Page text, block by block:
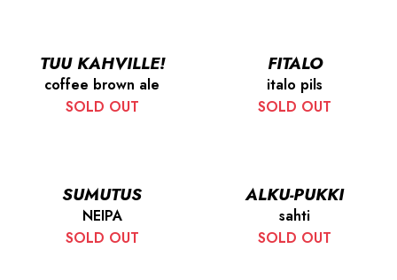
TUU KAHVILLE!
coffee brown ale
SOLD OUT
FITALO
italo pils
SOLD OUT
SUMUTUS
NEIPA
SOLD OUT
ALKU-PUKKI
sahti
SOLD OUT